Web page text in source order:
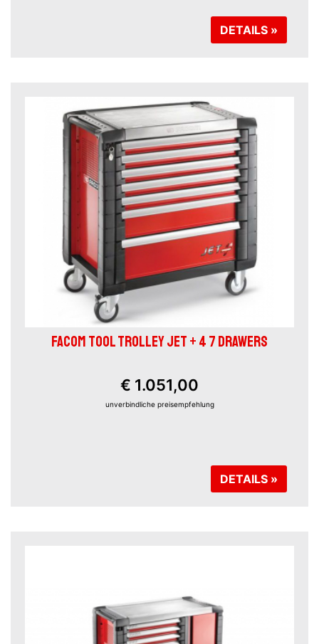
DETAILS »
FACOM TOOL TROLLEY JET + 4 7 DRAWERS
€ 1.051,00
unverbindliche preisempfehlung
DETAILS »